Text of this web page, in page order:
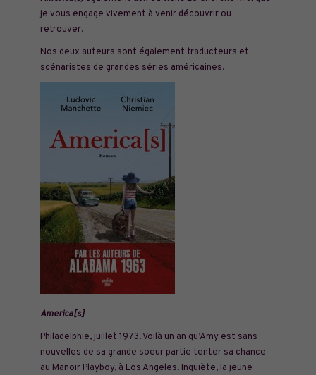
je vous engage vivement à venir découvrir ou
retrouver.
Nos deux auteurs sont également traducteurs et
scénaristes de grandes séries américaines.
America[s]
Philadelphie, juillet 1973. Voilà un an qu’Amy est sans
nouvelles de sa grande soeur partie tenter sa chance
au Manoir Playboy, à Los Angeles. Inquiète, la jeune